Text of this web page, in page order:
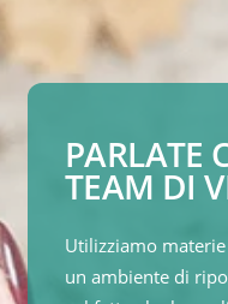
PARLATE
TEAM DI
Utilizziamo
un ambiente di